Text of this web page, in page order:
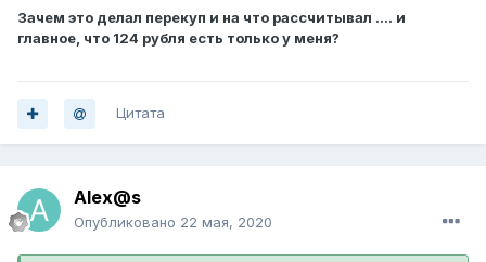
Зачем это делал перекуп и на что рассчитывал .... и
главное, что 124 рубля есть только у меня?
Цитата
Alex@s
Опубликовано 22 мая, 2020